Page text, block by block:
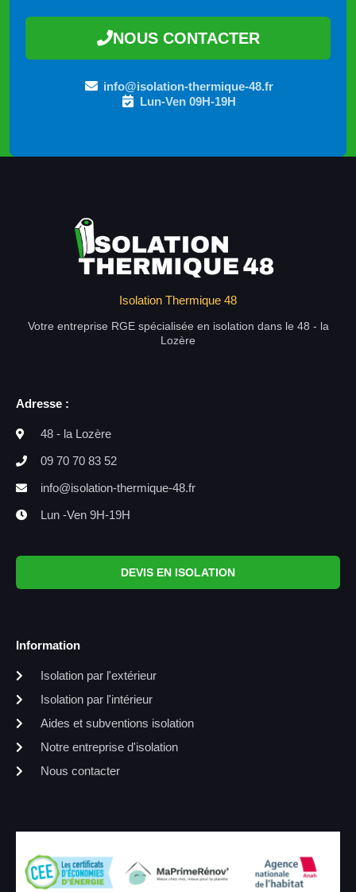
NOUS CONTACTER
info@isolation-thermique-48.fr
Lun-Ven 09H-19H
Isolation Thermique 48
Votre entreprise RGE spécialisée en isolation dans le 48 - la
Lozère
Adresse :
48 - la Lozère
09 70 70 83 52
info@isolation-thermique-48.fr
Lun -Ven 9H-19H
DEVIS EN ISOLATION
Information
Isolation par l'extérieur
Isolation par l'intérieur
Aides et subventions isolation
Notre entreprise d'isolation
Nous contacter